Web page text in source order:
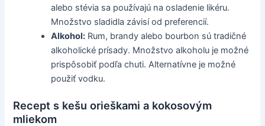
alebo stévia sa používajú na osladenie likéru.
Množstvo sladidla závisí od preferencií.
Alkohol: Rum, brandy alebo bourbon sú tradičné
alkoholické prísady. Množstvo alkoholu je možné
prispôsobiť podľa chuti. Alternatívne je možné
použiť vodku.
Recept s kešu orieškami a kokosovým
mliekom